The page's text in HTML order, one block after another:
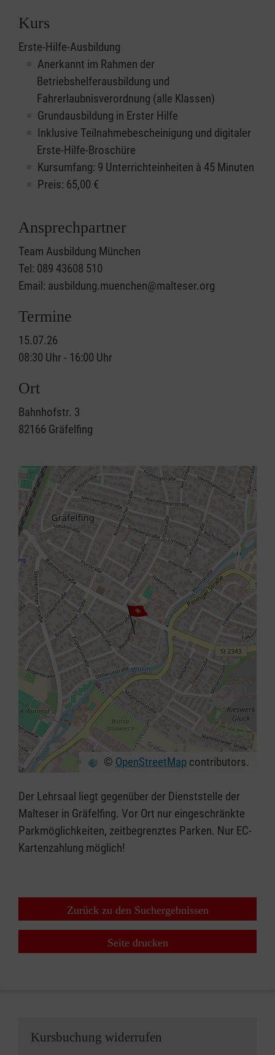
Kurs
Erste-Hilfe-Ausbildung
Anerkannt im Rahmen der
Betriebshelferausbildung und
Fahrerlaubnisverordnung (alle Klassen)
Grundausbildung in Erster Hilfe
Inklusive Teilnahmebescheinigung und digitaler
Erste-Hilfe-Broschüre
Kursumfang: 9 Unterrichteinheiten à 45 Minuten
Preis: 65,00 €
Ansprechpartner
Team Ausbildung München
Tel: 089 43608 510
Email: ausbildung.muenchen@malteser.org
Termine
15.07.26
08:30 Uhr - 16:00 Uhr
Ort
Bahnhofstr. 3
82166 Gräfelfing
⇧
© OpenStreetMap contributors.
Der Lehrsaal liegt gegenüber der Dienststelle der
Malteser in Gräfelfing. Vor Ort nur eingeschränkte
Parkmöglichkeiten, zeitbegrenztes Parken. Nur EC-
Kartenzahlung möglich!
Zurück zu den Suchergebnissen
Seite drucken
Kursbuchung widerrufen